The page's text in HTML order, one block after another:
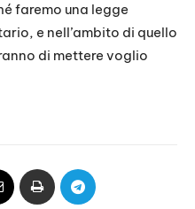
faremo una legge
e nell’ambito di quello
di mettere voglio